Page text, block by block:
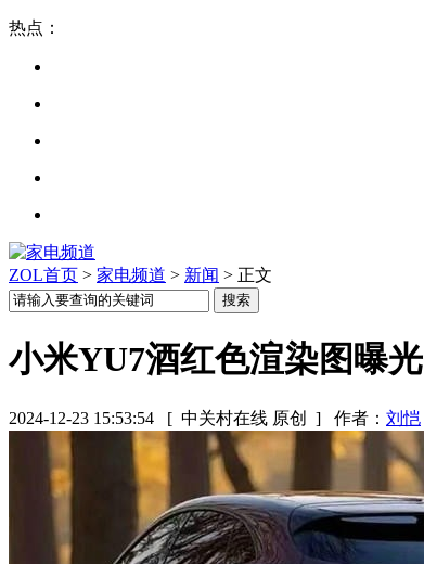
热点：
ZOL首页 > 家电频道 > 新闻 > 正文
小米YU7酒红色渲染图曝光
2024-12-23 15:53:54 [ 中关村在线 原创 ] 作者： 刘恺